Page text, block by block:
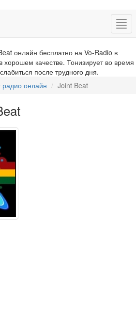
онлайн бесплатно на Vo-Radio в
качестве. Тонизирует во время
после трудного дня.
радио онлайн Joint Beat